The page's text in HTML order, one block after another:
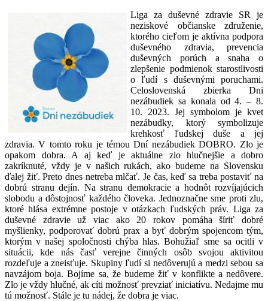
Liga za duševné zdravie SR je
neziskové občianske združenie,
ktorého cieľom je aktívna podpora
duševného zdravia, prevencia
duševných porúch a snaha o
zlepšenie podmienok starostlivosti
o ľudí s duševnými poruchami.
Celoslovenská zbierka Dni
nezábudiek sa konala od 4. – 8.
10. 2023. Jej symbolom je kvet
nezábudky, ktorý symbolizuje
krehkosť ľudskej duše a jej
zdravia. V tomto roku je témou Dní nezábudiek DOBRO. Zlo je
opakom dobra. A aj keď je aktuálne zlo hlučnejšie a dobro
zakríknuté, vždy je v našich rukách, ako budeme na Slovensku
ďalej žiť. Preto dnes netreba mlčať. Je čas, keď sa treba postaviť na
dobrú stranu dejín. Na stranu demokracie a hodnôt rozvíjajúcich
slobodu a dôstojnosť každého človeka. Jednoznačne sme proti zlu,
ktoré hlása extrémne postoje v otázkach ľudských práv. Liga za
duševné zdravie už viac ako 20 rokov pomáha šíriť dobré
myšlienky, podporovať dobrú prax a byť dobrým spojencom tým,
ktorým v našej spoločnosti chýba hlas. Bohužiaľ sme sa ocitli v
situácii, kde nás časť verejne činných osôb svojou aktivitou
rozdeľuje a zneisťuje. Skupiny ľudí si nedôverujú a medzi sebou sa
navzájom boja. Bojíme sa, že budeme žiť v konflikte a nedôvere.
Zlo je vždy hlučné, ak cíti možnosť prevziať iniciatívu. Nedajme mu
tú možnosť. Stále je tu nádej, že dobra je viac.